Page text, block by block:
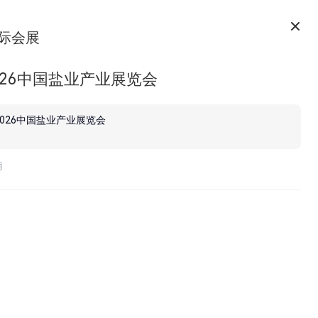
会展
中国盐业产业展览会
中国盐业产业展览会